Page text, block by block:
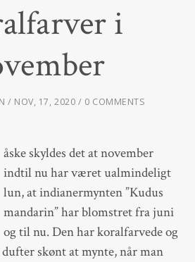
i
NOV, 17, 2020 0 COMMENTS
åske skyldes det at november
indtil nu har været ualmindeligt
lun, at indianermynten ”Kudus
mandarin” har blomstret fra juni
og til nu. Den har koralfarvede og
skønt at mynte, når man